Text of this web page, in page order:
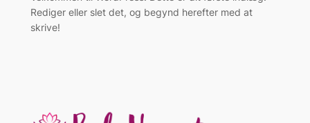
Rediger eller slet det, og begynd herefter med at
skrive!